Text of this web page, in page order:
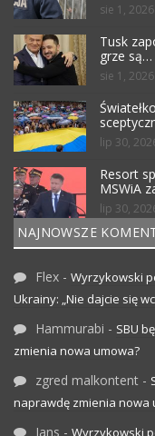
sie 1, 2026
Tusk
grze są…
sie 1, 2026
lip 30,
Resort
MSWiA
lip 30,
NAJNOWSZE
Flex - Wyrzykowski
Ukrainy: „Nie dajcie się
Hammurabi - SBU
zmienia nowa umowa?
zgred malkontent -
naprawdę zmienia nowa
Jans - Wyrzykowski